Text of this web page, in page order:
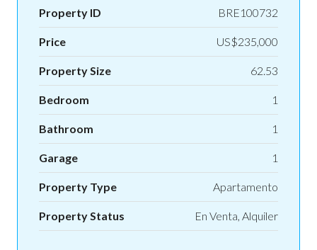
Property ID BRE100732
Price US$235,000
Property Size 62.53
Bedroom 1
Bathroom 1
Garage 1
Property Type Apartamento
Property Status En Venta, Alquiler